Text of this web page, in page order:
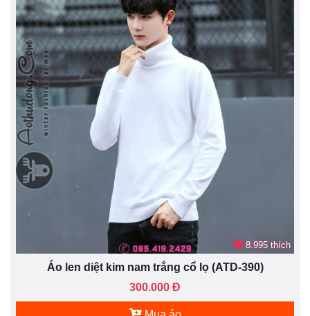
8.995 thích
Áo len diệt kim nam trắng cổ lọ (ATD-390)
300.000 Đ